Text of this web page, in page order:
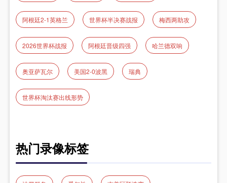
阿根廷2-1英格兰 世界杯半决赛战报 梅西两助攻
2026世界杯战报 阿根廷晋级四强 哈兰德双响
奥亚萨瓦尔 美国2-0波黑 瑞典
世界杯淘汰赛出线形势
热门录像标签